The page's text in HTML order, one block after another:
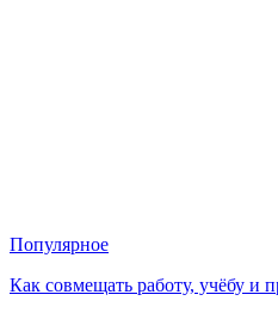
Популярное
Как совмещать работу, учёбу и